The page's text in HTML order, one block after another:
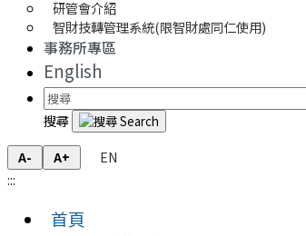
研管會介紹
智財技轉管理系統(限智財處同仁使用)
事務所專區
English
搜尋
A- A+
EN
:::
首頁